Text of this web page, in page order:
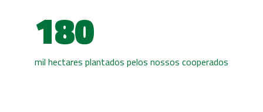
180
mil hectares plantados pelos nossos cooperados